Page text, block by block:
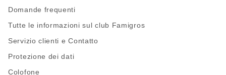
Domande frequenti
Tutte le informazioni sul club Famigros
Servizio clienti e Contatto
Protezione dei dati
Colofone